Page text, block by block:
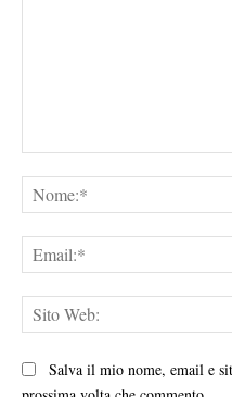
Salva il mio nome, email e